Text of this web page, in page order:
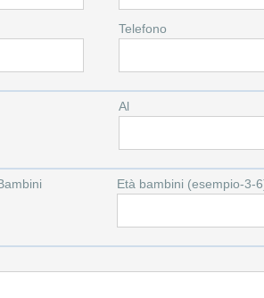
Telefono
Al
Età bambini (esempio-3-